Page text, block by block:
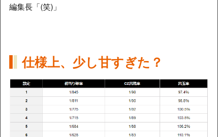
編集長「(笑)」
仕様上、少し甘すぎた？